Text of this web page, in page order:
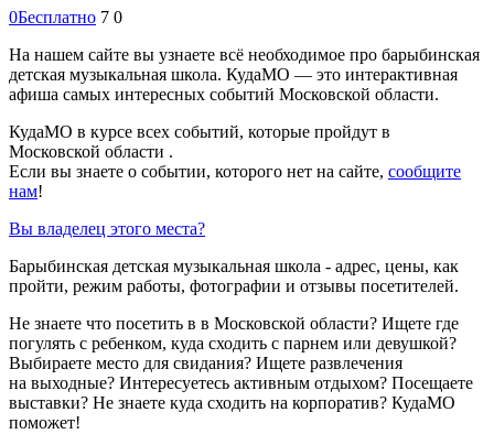
0Бесплатно 7 0
На нашем сайте вы узнаете всё необходимое про барыбинская
детская музыкальная школа. КудаМО — это интерактивная
афиша самых интересных событий Московской области.
КудаМО в курсе всех событий, которые пройдут в
Московской области .
Если вы знаете о событии, которого нет на сайте, сообщите
нам!
Вы владелец этого места?
Барыбинская детская музыкальная школа - адрес, цены, как
пройти, режим работы, фотографии и отзывы посетителей.
Не знаете что посетить в в Московской области? Ищете где
погулять с ребенком, куда сходить с парнем или девушкой?
Выбираете место для свидания? Ищете развлечения
на выходные? Интересуетесь активным отдыхом? Посещаете
выставки? Не знаете куда сходить на корпоратив? КудаМО
поможет!